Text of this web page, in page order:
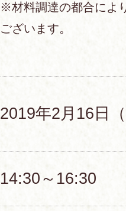
※材料調達の都合によ
ございます。
2019年2月16日
14:30～16:30